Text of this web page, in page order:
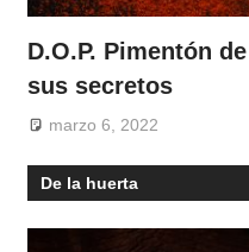
D.O.P. Pimentón
sus secretos
marzo 6, 2022
De la huerta